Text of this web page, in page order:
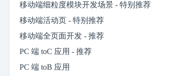
移动端细粒度模块开发场景 - 特别推荐
移动端活动页 - 特别推荐
移动端全页面开发 - 推荐
PC 端 toC 应用 - 推荐
PC 端 toB 应用